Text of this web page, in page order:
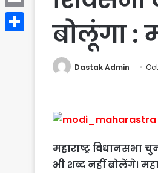
बोलूंगा :
Dastak Admin
महाराष्ट्र विधानसभा
भी शब्द नहीं बोलेंगे।
Email